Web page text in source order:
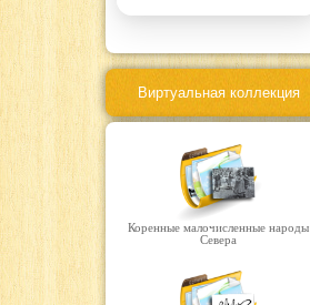
Виртуальная коллекция
Коренные малочисленные народы
Севера